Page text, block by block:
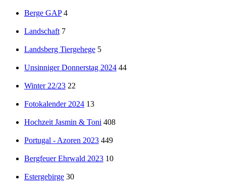
Berge GAP 4
Landschaft 7
Landsberg Tiergehege 5
Unsinniger Donnerstag 2024 44
Winter 22/23 22
Fotokalender 2024 13
Hochzeit Jasmin & Toni 408
Portugal - Azoren 2023 449
Bergfeuer Ehrwald 2023 10
Estergebirge 30